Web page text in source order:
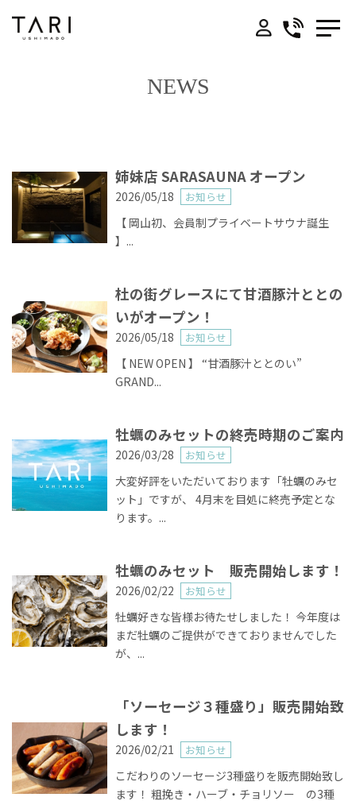
- UMI -
Access
会社概要
プライバシーポリシー
NEWS
姉妹店 SARASAUNA オープン
2026/05/18 お知らせ
【 岡山初、会員制プライベートサウナ誕生
】...
杜の街グレースにて甘酒豚汁ととの
いがオープン！
2026/05/18 お知らせ
【 NEW OPEN 】 “甘酒豚汁ととのい”
GRAND...
牡蠣のみセットの終売時期のご案内
2026/03/28 お知らせ
大変好評をいただいております「牡蠣のみセ
ット」ですが、 4月末を目処に終売予定とな
ります。...
牡蠣のみセット 販売開始します！
2026/02/22 お知らせ
牡蠣好きな皆様お待たせしました！ 今年度は
まだ牡蠣のご提供ができておりませんでした
が、...
「ソーセージ３種盛り」販売開始致
します！
2026/02/21 お知らせ
こだわりのソーセージ3種盛りを販売開始致し
ます！ 粗挽き・ハーブ・チョリソー の3種